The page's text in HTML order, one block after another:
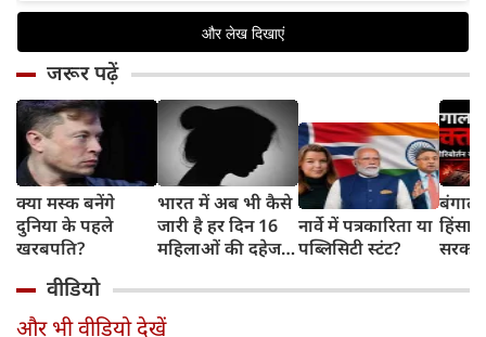
जरूर पढ़ें
क्या मस्क बनेंगे
दुनिया के पहले
खरबपति?
भारत में अब भी कैसे
जारी है हर दिन 16
महिलाओं की दहेज
नार्वे में पत्रकारिता या
पब्लिसिटी स्टंट?
बंगाल
हिंसा
वीडियो
और भी वीडियो देखें